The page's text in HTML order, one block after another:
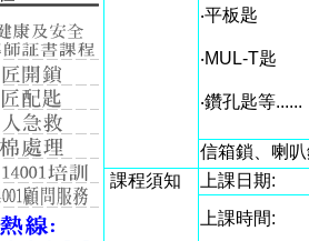
‧平板匙
‧MUL-T匙
‧鑽孔匙等......
信箱鎖、喇
課程須知
上課日期:
上課時間: